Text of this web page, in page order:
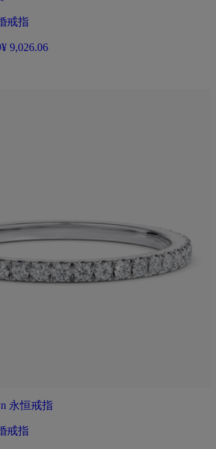
戒指
¥ 9,026.06
永恒戒指
戒指